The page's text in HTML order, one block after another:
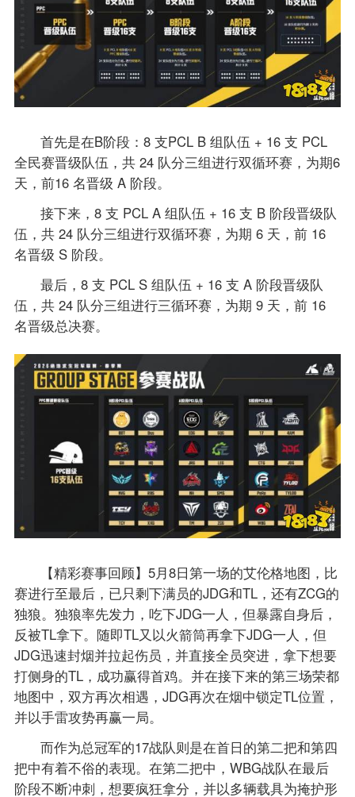
首先是在B阶段：8 支PCL B 组队伍 + 16 支 PCL
全民赛晋级队伍，共 24 队分三组进行双循环赛，为期6
天，前16 名晋级 A 阶段。
接下来，8 支 PCL A 组队伍 + 16 支 B 阶段晋级队
伍，共 24 队分三组进行双循环赛，为期 6 天，前 16
名晋级 S 阶段。
最后，8 支 PCL S 组队伍 + 16 支 A 阶段晋级队
伍，共 24 队分三组进行三循环赛，为期 9 天，前 16
名晋级总决赛。
【精彩赛事回顾】5月8日第一场的艾伦格地图，比
赛进行至最后，已只剩下满员的JDG和TL，还有ZCG的
独狼。独狼率先发力，吃下JDG一人，但暴露自身后，
反被TL拿下。随即TL又以火箭筒再拿下JDG一人，但
JDG迅速封烟并拉起伤员，并直接全员突进，拿下想要
打侧身的TL，成功赢得首鸡。并在接下来的第三场荣都
地图中，双方再次相遇，JDG再次在烟中锁定TL位置，
并以手雷攻势再赢一局。
而作为总冠军的17战队则是在首日的第二把和第四
把中有着不俗的表现。在第二把中，WBG战队在最后
阶段不断冲刺，想要疯狂拿分，并以多辆载具为掩护形